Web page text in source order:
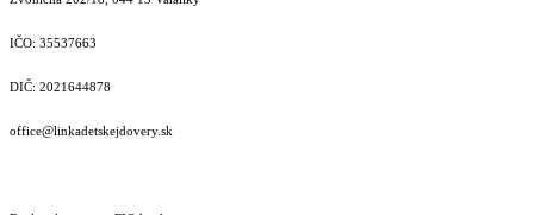
IČO: 35537663
DIČ: 2021644878
office@linkadetskejdovery.sk